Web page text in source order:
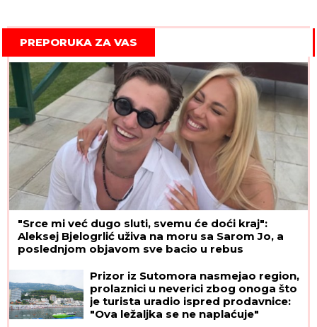
PREPORUKA ZA VAS
"Srce mi već dugo sluti, svemu će doći kraj":
Aleksej Bjelogrlić uživa na moru sa Sarom Jo, a
poslednjom objavom sve bacio u rebus
Prizor iz Sutomora nasmejao region,
prolaznici u neverici zbog onoga što
je turista uradio ispred prodavnice:
"Ova ležaljka se ne naplaćuje"